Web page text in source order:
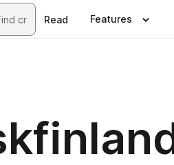
Read Features